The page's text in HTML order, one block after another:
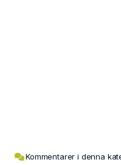
Kommentarer i denna